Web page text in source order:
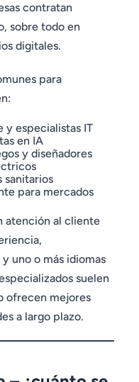
contratan
sobre todo en
digitales.
para
y especialistas IT
en IA
y diseñadores
sanitarios
para mercados
atención al cliente
uno o más idiomas
suelen
ofrecen mejores
a largo plazo.